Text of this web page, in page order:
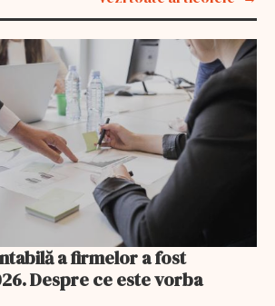
a firmelor a fost
Despre ce este vorba